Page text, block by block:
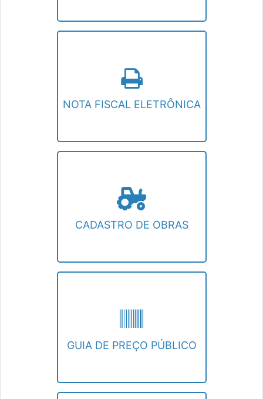
NOTA FISCAL ELETRÔNICA
Emissão de Nota Fiscal Eletrônica.
CADASTRO DE OBRAS
Informações sobre o Cadastro de Obras
GUIA DE PREÇO PÚBLICO
Emissão de guia de preços públicos